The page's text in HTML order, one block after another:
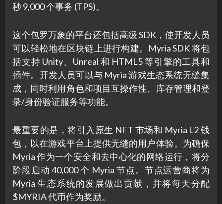
秒 9,000 个事务 (TPS)。
这个包罗万象的平台还包括高级 SDK，使开发人员
可以轻松地在区块链上进行构建。Myria SDK 将包
括支持 Unity、Unreal 和 HTML5 等引擎的工具和
插件。开发人员可以与 Myria 游戏生态系统无缝集
成，同时利用角色和项目互操作性、库存管理和登
录/身份验证服务等功能。
最重要的是，将引入原生 NFT 市场和 Myria L2 钱
包，以在游戏平台上提供无缝的用户体验。为确保
Myria 作为一个安全和去中心化的网络运行，将分
阶段启动 40,000 个 Myria 节点。节点运营商将为
Myria 生态系统的发展做出贡献，并将每天分配
$MYRIA 代币作为奖励。